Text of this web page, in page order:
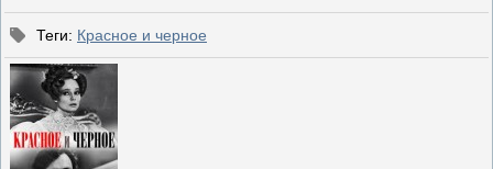
Теги: Красное и черное